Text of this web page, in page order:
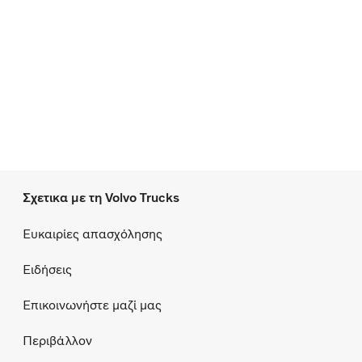
Σχετικα με τη Volvo Trucks
Ευκαιρίες απασχόλησης
Ειδήσεις
Επικοινωνήστε μαζί μας
Περιβάλλον